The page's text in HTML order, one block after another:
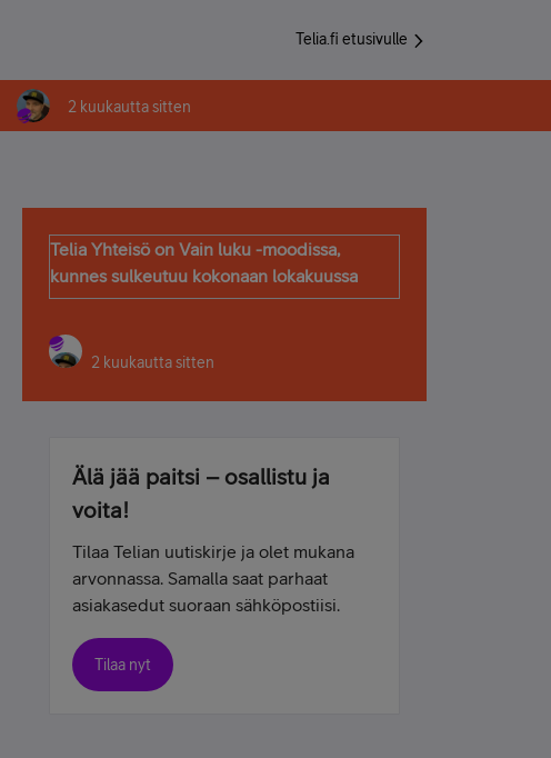
Telia.fi etusivulle
2 kuukautta sitten
Telia Yhteisö on Vain luku -moodissa,
kunnes sulkeutuu kokonaan lokakuussa
2 kuukautta sitten
Älä jää paitsi – osallistu ja
voita!
Tilaa Telian uutiskirje ja olet mukana
arvonnassa. Samalla saat parhaat
asiakasedut suoraan sähköpostiisi.
Tilaa nyt